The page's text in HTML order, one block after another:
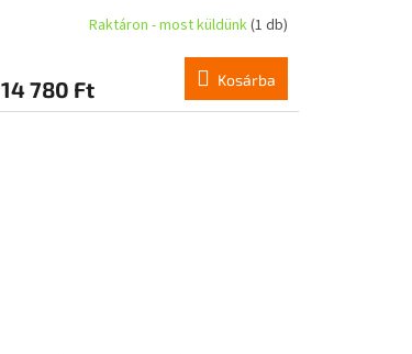
DeathgorgerRaktáron - most küldünk(1 db)
14 780 Ft Kosárba